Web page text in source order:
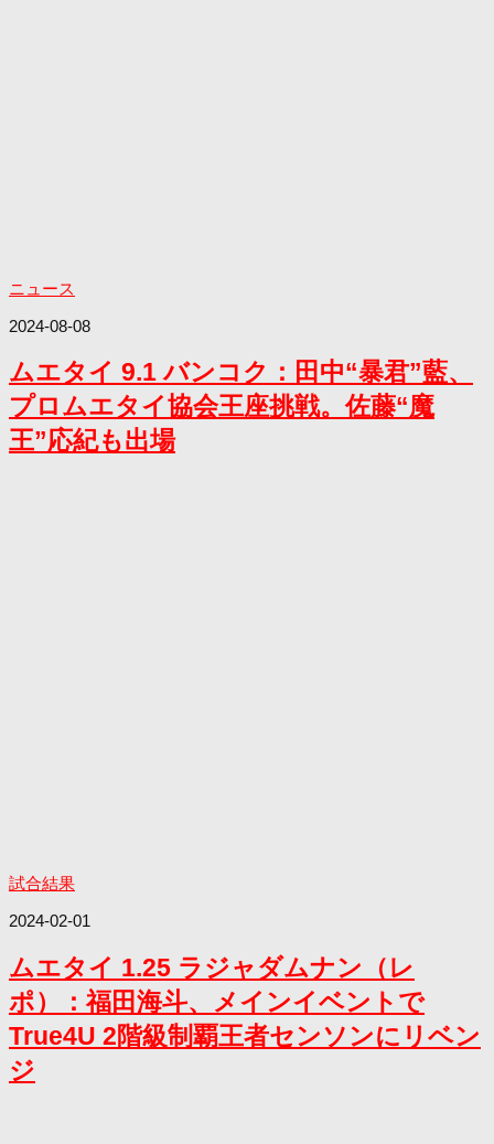
ニュース
2024-08-08
ムエタイ 9.1 バンコク：田中“暴君”藍、
プロムエタイ協会王座挑戦。佐藤“魔
王”応紀も出場
試合結果
2024-02-01
ムエタイ 1.25 ラジャダムナン（レ
ポ）：福田海斗、メインイベントで
True4U 2階級制覇王者センソンにリベン
ジ